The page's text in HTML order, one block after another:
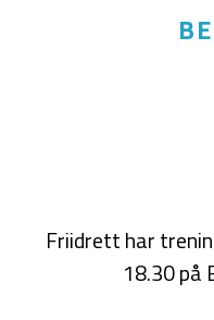
Friidrett har
18.30 på